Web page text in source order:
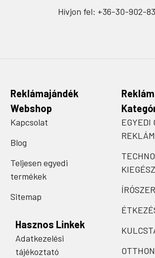
Hívjon fel: +36-30-902-
Reklámajándék
Webshop
Kapcsolat
Blog
Teljesen egyedi
termékek
Sitemap
Hasznos Linkek
Adatkezelési
tájékoztató
EGYEDI